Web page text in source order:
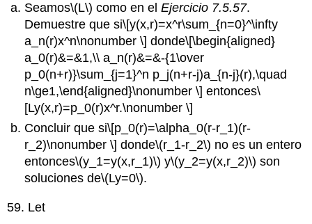
Seamos\(L\) como en elEjercicio 7.5.57.
Demuestre que si\[y(x,r)=x^r\sum_{n=0}^\infty
a_n(r)x^n\nonumber \] donde\[\begin{aligned}
a_0(r)&=&1,\\ a_n(r)&=&-{1\over
p_0(n+r)}\sum_{j=1}^n p_j(n+r-j)a_{n-j}(r),\quad
n\ge1,\end{aligned}\nonumber \] entonces\
[Ly(x,r)=p_0(r)x^r.\nonumber \]
Concluir que si\[p_0(r)=\alpha_0(r-r_1)(r-
r_2)\nonumber \] donde\(r_1-r_2\) no es un entero
entonces\(y_1=y(x,r_1)\) y\(y_2=y(x,r_2)\) son
soluciones de\(Ly=0\).
59. Let